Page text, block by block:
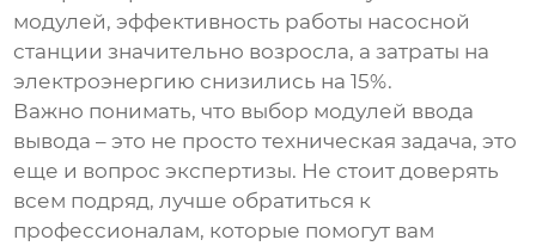
модулей, эффективность работы насосной
станции значительно возросла, а затраты на
электроэнергию снизились на 15%.
Важно понимать, что выбор модулей ввода
вывода – это не просто техническая задача, это
еще и вопрос экспертизы. Не стоит доверять
всем подряд, лучше обратиться к
профессионалам, которые помогут вам